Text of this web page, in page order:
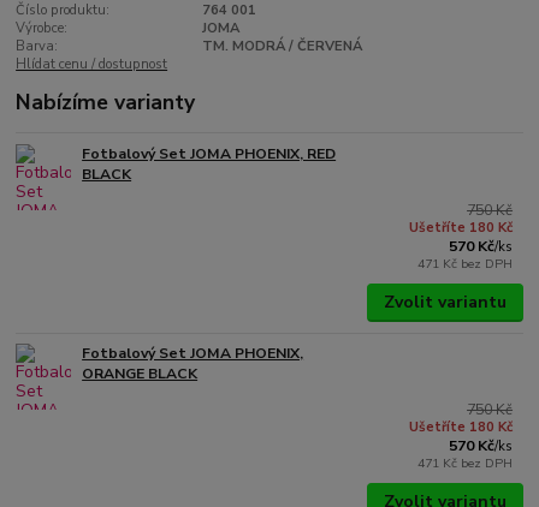
Číslo produktu:
764 001
Výrobce:
JOMA
Barva:
TM. MODRÁ / ČERVENÁ
Hlídat cenu / dostupnost
Nabízíme varianty
Fotbalový Set JOMA PHOENIX, RED
BLACK
750 Kč
Ušetříte 180 Kč
570 Kč/ks
471 Kč bez DPH
Zvolit variantu
Fotbalový Set JOMA PHOENIX,
ORANGE BLACK
750 Kč
Ušetříte 180 Kč
570 Kč/ks
471 Kč bez DPH
Zvolit variantu